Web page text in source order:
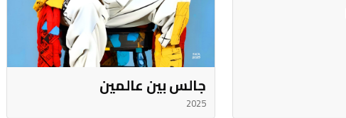
جالس بين عالمين
2025